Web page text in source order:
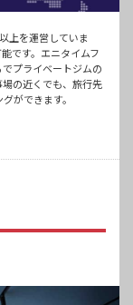
上を運営していま
です。エニタイムフ
プライベートジムの
の近くでも、旅行先
ができます。